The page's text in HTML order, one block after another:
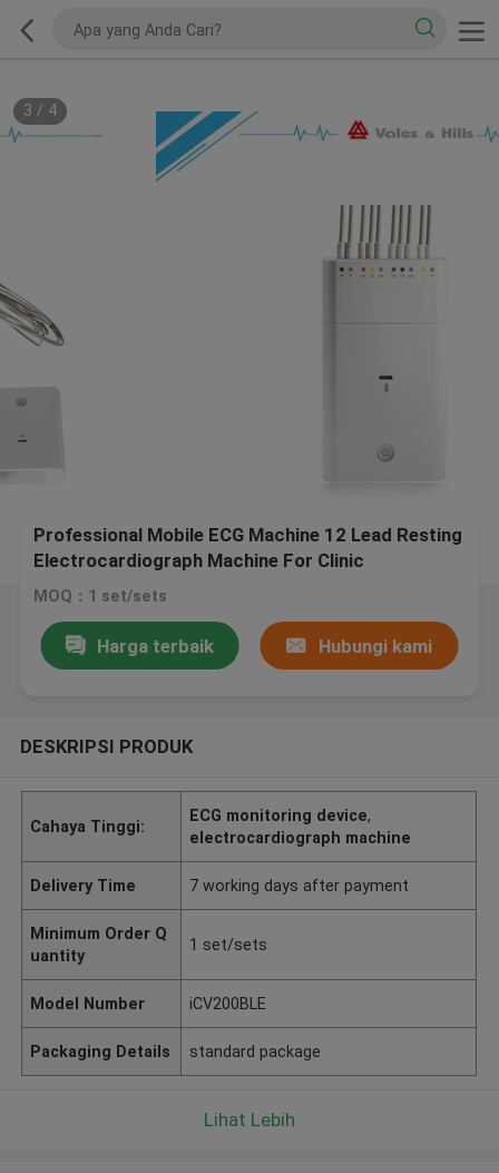
3 / 4
Professional Mobile ECG Machine 12 Lead Resting
Electrocardiograph Machine For Clinic
MOQ：1 set/sets
Harga terbaik Hubungi kami
DESKRIPSI PRODUK
Cahaya Tinggi:
ECG monitoring device,
electrocardiograph machine
Delivery Time 7 working days after payment
Minimum Order Q
uantity
1 set/sets
Model Number iCV200BLE
Packaging Details standard package
Lihat Lebih